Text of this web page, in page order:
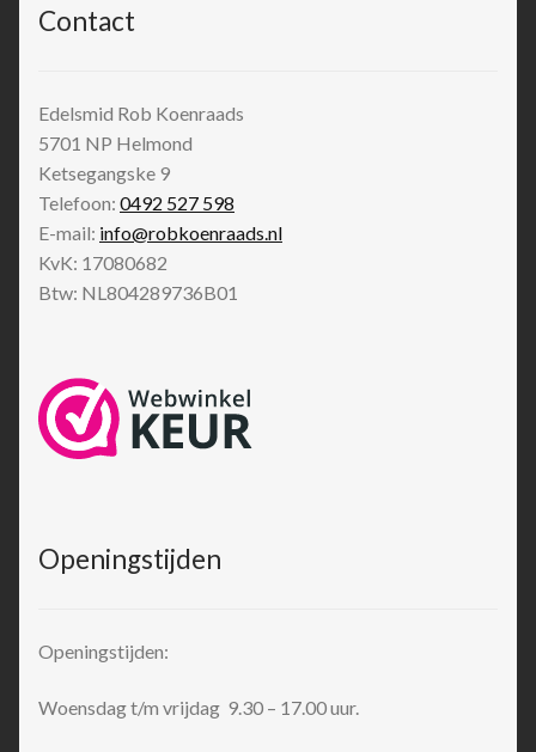
Contact
Edelsmid Rob Koenraads
5701 NP Helmond
Ketsegangske 9
Telefoon: 0492 527 598
E-mail: info@robkoenraads.nl
KvK: 17080682
Btw: NL804289736B01
Openingstijden
Openingstijden:
Woensdag t/m vrijdag 9.30 – 17.00 uur.